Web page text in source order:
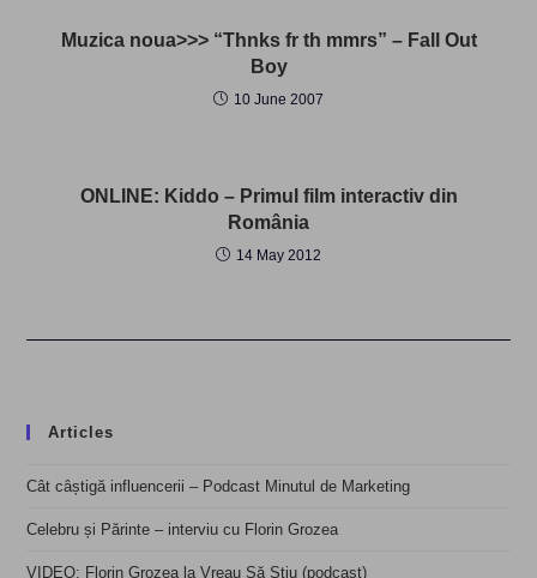
Muzica noua>>> “Thnks fr th mmrs” – Fall Out
Boy
10 June 2007
ONLINE: Kiddo – Primul film interactiv din
România
14 May 2012
Articles
Cât câștigă influencerii – Podcast Minutul de Marketing
Celebru și Părinte – interviu cu Florin Grozea
VIDEO: Florin Grozea la Vreau Să Știu (podcast)